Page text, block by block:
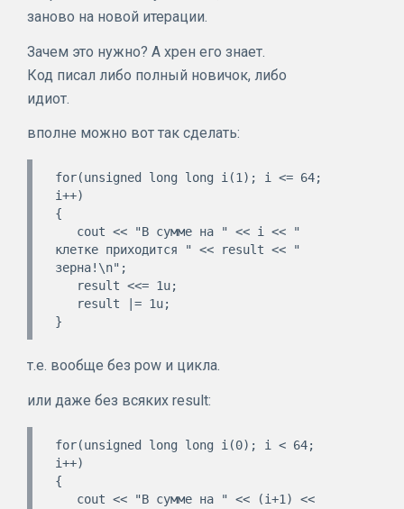
заново на новой итерации.
Зачем это нужно? А хрен его знает.
Код писал либо полный новичок, либо
идиот.
вполне можно вот так сделать:
for(unsigned long long i(1); i <= 64;
i++)
{
клетке приходится " << result << "
зерна!\n";
т.е. вообще без pow и цикла.
или даже без всяких result:
for(unsigned long long i(0); i < 64;
i++)
{